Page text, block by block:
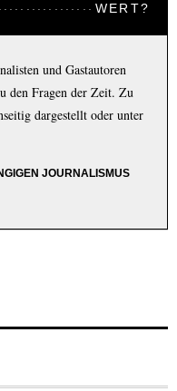
WERT?
und Gastautoren
den Fragen der Zeit. Zu
dargestellt oder unter
JOURNALISMUS